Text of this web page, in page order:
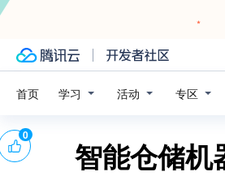
首页 学习 活动 专区
智能仓储机
0